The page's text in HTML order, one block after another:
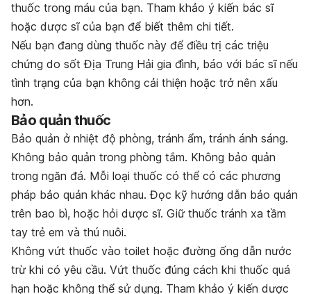
thuốc trong máu của bạn. Tham khảo ý kiến bác sĩ
hoặc dược sĩ của bạn để biết thêm chi tiết.
Nếu bạn đang dùng thuốc này để điều trị các triệu
chứng do sốt Địa Trung Hải gia đình, báo với bác sĩ nếu
tình trạng của bạn không cải thiện hoặc trở nên xấu
hơn.
Bảo quản thuốc
Bảo quản ở nhiệt độ phòng, tránh ẩm, tránh ánh sáng.
Không bảo quản trong phòng tắm. Không bảo quản
trong ngăn đá. Mỗi loại thuốc có thể có các phương
pháp bảo quản khác nhau. Đọc kỹ hướng dẫn bảo quản
trên bao bì, hoặc hỏi dược sĩ. Giữ thuốc tránh xa tầm
tay trẻ em và thú nuôi.
Không vứt thuốc vào toilet hoặc đường ống dẫn nước
trừ khi có yêu cầu. Vứt thuốc đúng cách khi thuốc quá
hạn hoặc không thể sử dụng. Tham khảo ý kiến dược